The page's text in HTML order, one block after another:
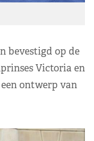
bevestigd op de
Victoria en
ontwerp van